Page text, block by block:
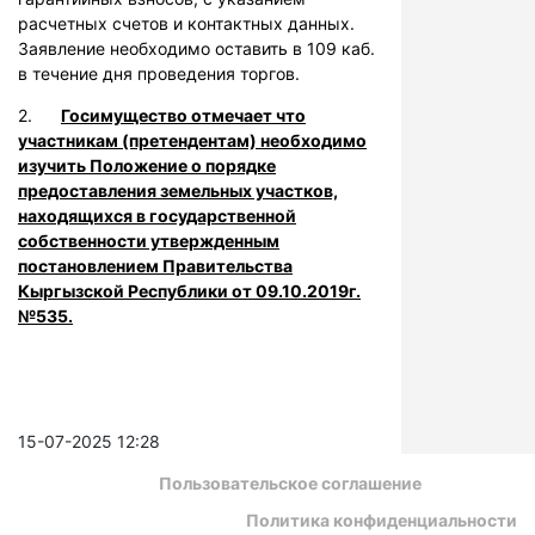
расчетных счетов и контактных данных.
Заявление необходимо оставить в 109 каб.
в течение дня проведения торгов.
2. Госимущество отмечает что
участникам (претендентам) необходимо
изучить Положение о порядке
предоставления земельных участков,
находящихся в государственной
собственности утвержденным
постановлением Правительства
Кыргызской Республики от 09.10.2019г.
№535.
15-07-2025 12:28
Пользовательское соглашение
Политика конфиденциальности